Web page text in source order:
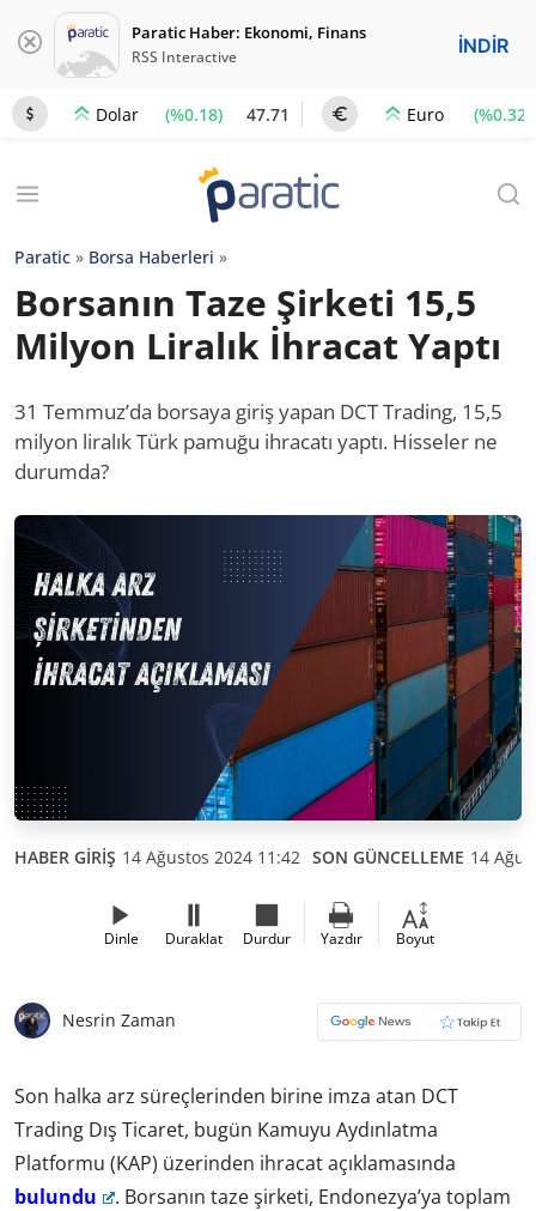
Paratic Haber: Ekonomi, Finans
RSS Interactive İNDİR
Dolar (%0.18) 47.71 Euro (%0.32)
Paratic » Borsa Haberleri »
Borsanın Taze Şirketi 15,5
Milyon Liralık İhracat Yaptı
31 Temmuz’da borsaya giriş yapan DCT Trading, 15,5
milyon liralık Türk pamuğu ihracatı yaptı. Hisseler ne
durumda?
HABER GİRİŞ 14 Ağustos 2024 11:42 SON GÜNCELLEME 14
Dinle Duraklat Durdur Yazdır Boyut
Nesrin Zaman
Son halka arz süreçlerinden birine imza atan DCT
Trading Dış Ticaret, bugün Kamuyu Aydınlatma
Platformu (KAP) üzerinden ihracat açıklamasında
bulundu
. Borsanın taze şirketi, Endonezya’ya toplam